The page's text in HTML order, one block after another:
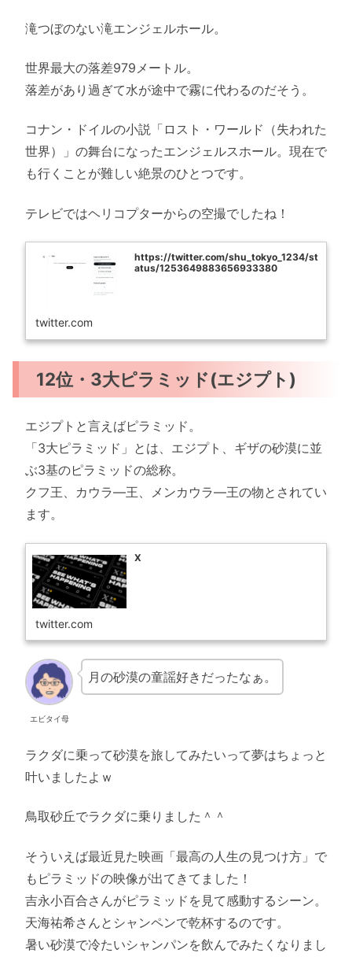
滝つぼのない滝エンジェルホール。
世界最大の落差979メートル。
落差があり過ぎて水が途中で霧に代わるのだそう。
コナン・ドイルの小説「ロスト・ワールド（失われた
世界）」の舞台になったエンジェルスホール。現在で
も行くことが難しい絶景のひとつです。
テレビではヘリコプターからの空撮でしたね！
https://twitter.com/shu_tokyo_1234/st
atus/1253649883656933380
twitter.com
12位・3大ピラミッド(エジプト)
エジプトと言えばピラミッド。
「3大ピラミッド」とは、エジプト、ギザの砂漠に並
ぶ3基のピラミッドの総称。
クフ王、カウラ―王、メンカウラ―王の物とされてい
ます。
X
twitter.com
エビタイ母
月の砂漠の童謡好きだったなぁ。
ラクダに乗って砂漠を旅してみたいって夢はちょっと
叶いましたよｗ
鳥取砂丘でラクダに乗りました＾＾
そういえば最近見た映画「最高の人生の見つけ方」で
もピラミッドの映像が出てきてました！
吉永小百合さんがピラミッドを見て感動するシーン。
天海祐希さんとシャンペンで乾杯するのです。
暑い砂漠で冷たいシャンパンを飲んでみたくなりまし